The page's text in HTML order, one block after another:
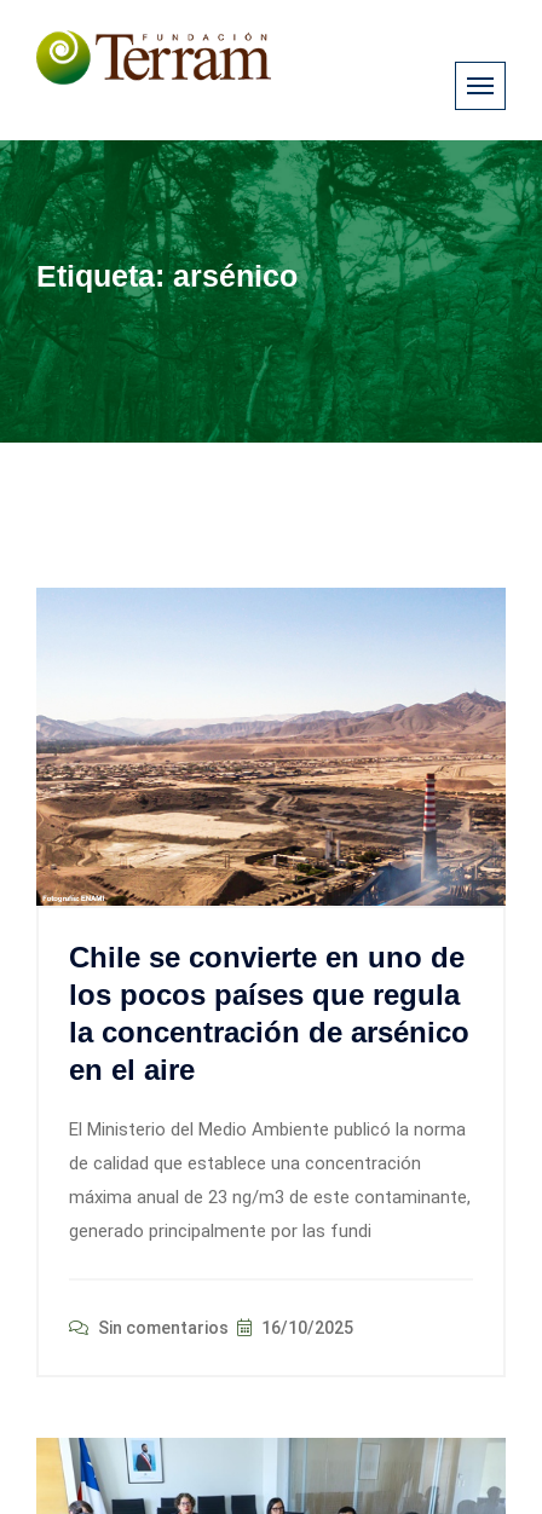
Etiqueta:arsénico
Chile se convierte en uno de
los pocos países que regula
la concentración de arsénico
en el aire
El Ministerio del Medio Ambiente publicó la norma
de calidad que establece una concentración
máxima anual de 23 ng/m3 de este contaminante,
generado principalmente por las fundi
Sin comentarios 16/10/2025